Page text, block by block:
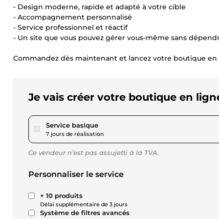
- Design moderne, rapide et adapté à votre cible
- Accompagnement personnalisé
- Service professionnel et réactif
- Un site que vous pouvez gérer vous-même sans
Commandez dès maintenant et lancez votre boutique
Je vais créer votre boutique en
Service basiquepour 335,27 $US
7 jours de réalisation
Ce vendeur n’est pas assujetti à la TVA.
Personnaliser le service
+ 10 produits
Délai supplémentaire de 3 jours
Système de filtres avancés